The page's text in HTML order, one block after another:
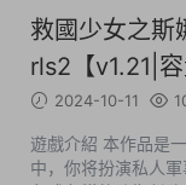
救國少女之
rls2【v1.21|
2024-10-11
遊戲介紹 本作品是
中，你将扮演私人